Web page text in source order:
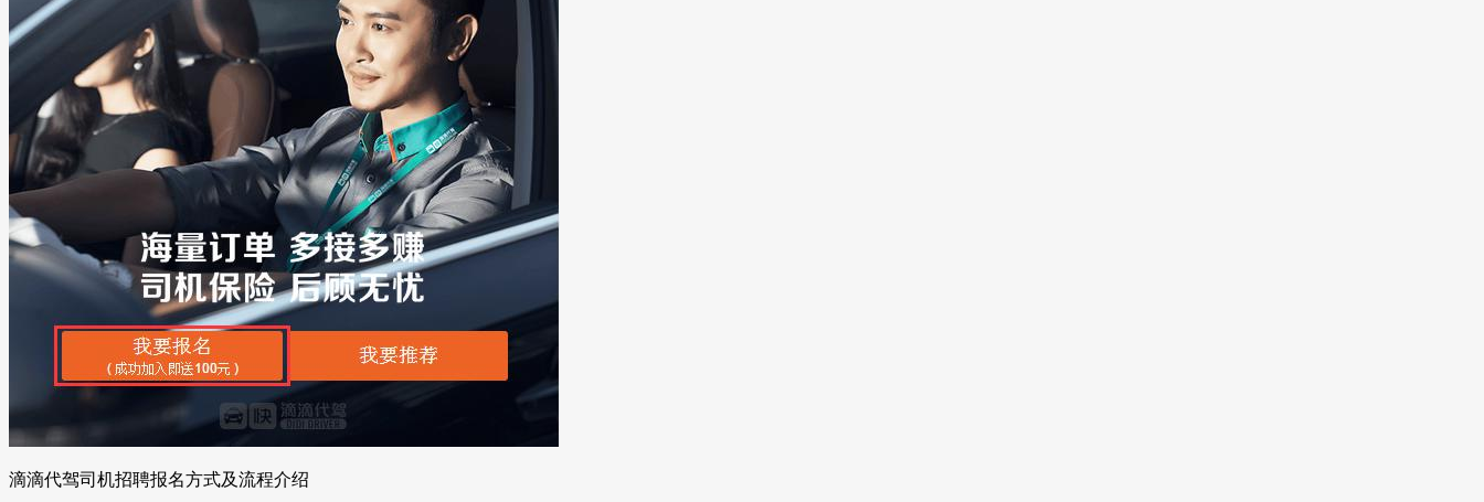
滴滴代驾司机招聘报名方式及流程介绍